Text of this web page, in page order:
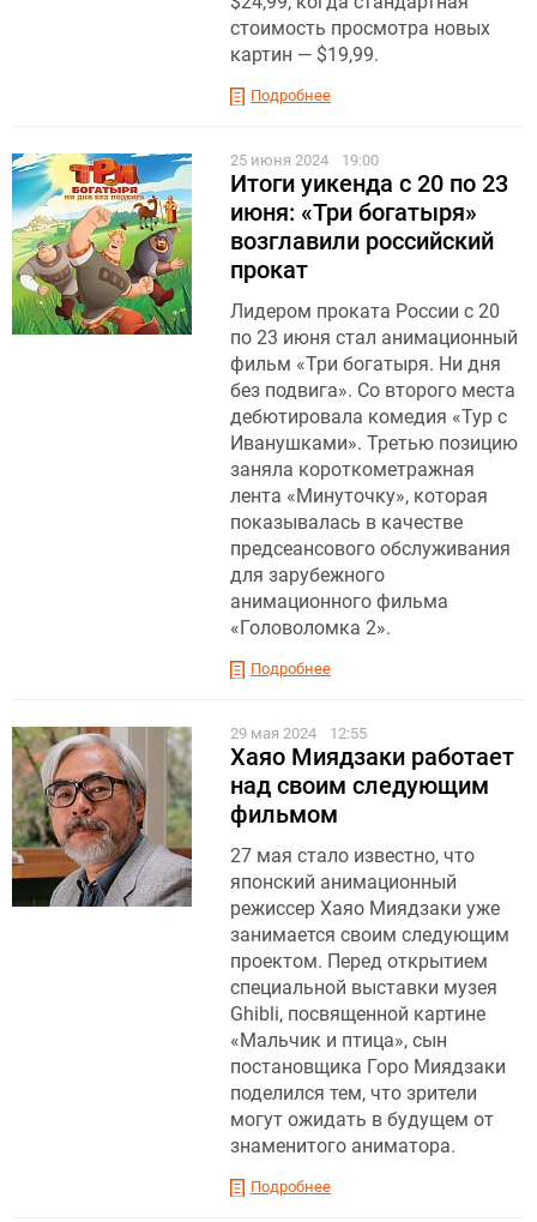
стоимость просмотра новых
картин — $19,99.
Подробнее
25 июня 2024 19:00
Итоги уикенда с 20 по 23
июня: «Три богатыря»
возглавили российский
прокат
Лидером проката России с 20
по 23 июня стал анимационный
фильм «Три богатыря. Ни дня
без подвига». Со второго места
дебютировала комедия «Тур с
Иванушками». Третью позицию
заняла короткометражная
лента «Минуточку», которая
показывалась в качестве
предсеансового обслуживания
для зарубежного
анимационного фильма
«Головоломка 2».
Подробнее
29 мая 2024 12:55
Хаяо Миядзаки работает
над своим следующим
фильмом
27 мая стало известно, что
японский анимационный
режиссер Хаяо Миядзаки уже
занимается своим следующим
проектом. Перед открытием
специальной выставки музея
Ghibli, посвященной картине
«Мальчик и птица», сын
постановщика Горо Миядзаки
поделился тем, что зрители
могут ожидать в будущем от
знаменитого аниматора.
Подробнее